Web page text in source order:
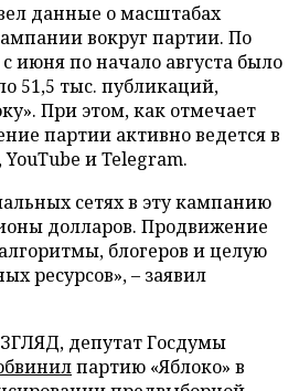
данные о масштабах
вокруг партии. По
июня по начало августа было
51,5 тыс. публикаций,
При этом, как отмечает
партии активно ведется в
и Telegram.
сетях в эту кампанию
долларов. Продвижение
блогеров и целую
ресурсов», – заявил
депутат Госдумы
партию «Яблоко» в